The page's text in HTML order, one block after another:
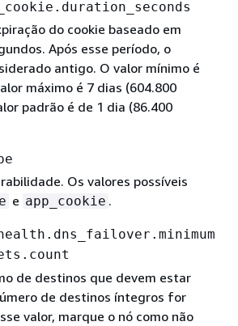
do cookie baseado em
Após esse período, o
antigo. O valor mínimo é
máximo é 7 dias (604.800
padrão é de 1 dia (86.400
Os valores possíveis
e app_cookie .
de destinos que devem estar
de destinos íntegros for
valor, marque o nó como não